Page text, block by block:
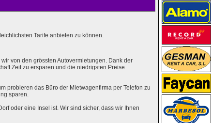
Tarife anbieten zu können.
von den grössten Autovermietungen. Dank der
Zeit zu ersparen und die niedrigsten Preise
probieren das Büro der Mietwagenfirma per Telefon zu
sparen.
oder eine Insel ist. Wir sind sicher, dass wir Ihnen